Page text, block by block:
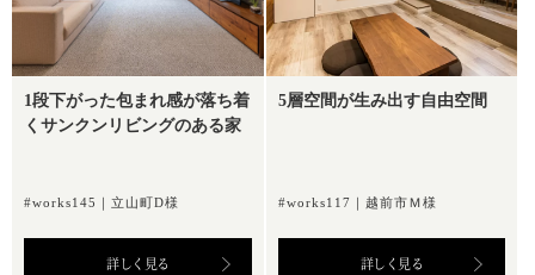
1段下がった包まれ感が落ち着
くサンクンリビングのある家
#works145｜立山町D様
詳しく見る
5層空間が生み出す自由空間
#works117｜越前市Ｍ様
詳しく見る